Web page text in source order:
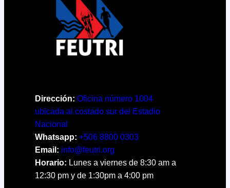
Dirección: Oficina número 1004
ubicada al costado sur del Estadio
Nacional
Whatsapp: +506 8800 0303
Email: info@feutri.org
Horario: Lunes a viernes de 8:30 am a
12:30 pm y de 1:30pm a 4:00 pm